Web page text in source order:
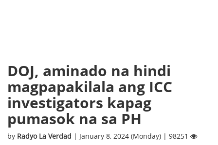
DOJ, aminado na hindi
magpapakilala ang ICC
investigators kapag
pumasok na sa PH
by Radyo La Verdad | January 8, 2024 (Monday) | 98251